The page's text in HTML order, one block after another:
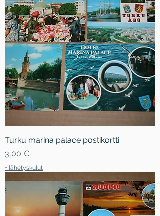
Turku marina palace postikortti
Hinta
3,00 €
+ lähetyskulut